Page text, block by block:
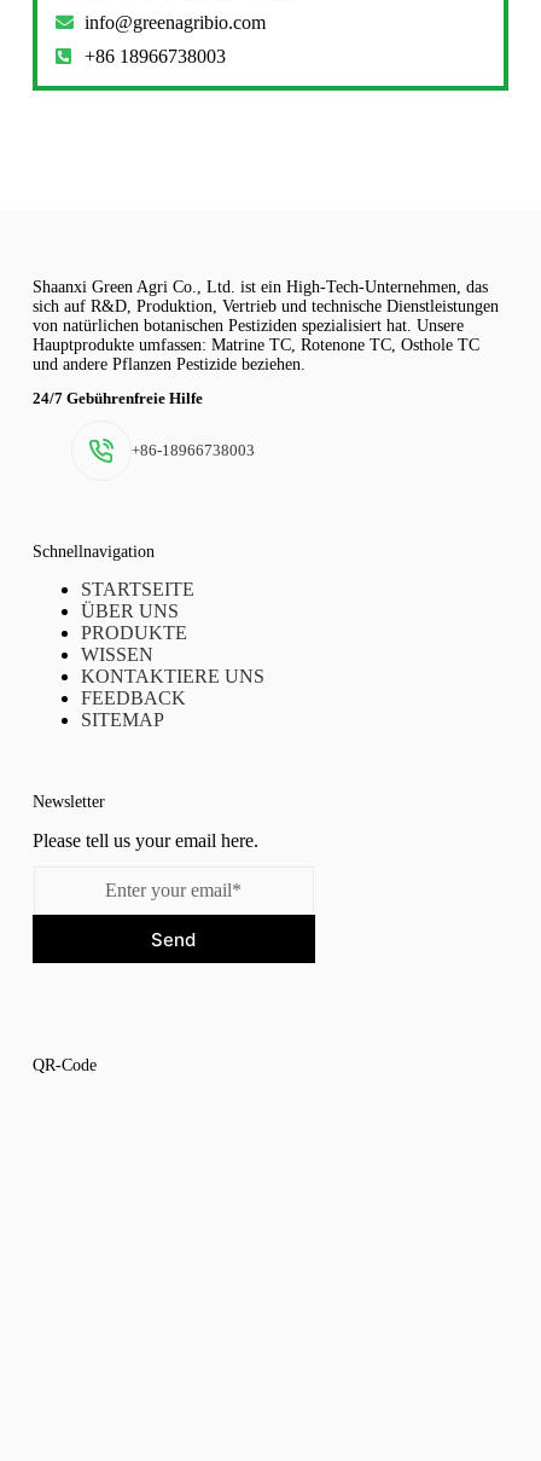
info@greenagribio.com
+86 18966738003
Shaanxi Green Agri Co., Ltd. ist ein High-Tech-Unternehmen, das
sich auf R&D, Produktion, Vertrieb und technische Dienstleistungen
von natürlichen botanischen Pestiziden spezialisiert hat. Unsere
Hauptprodukte umfassen: Matrine TC, Rotenone TC, Osthole TC
und andere Pflanzen Pestizide beziehen.
24/7 Gebührenfreie Hilfe
+86-18966738003
Schnellnavigation
STARTSEITE
ÜBER UNS
PRODUKTE
WISSEN
KONTAKTIERE UNS
FEEDBACK
SITEMAP
Newsletter
Please tell us your email here.
Send
QR-Code